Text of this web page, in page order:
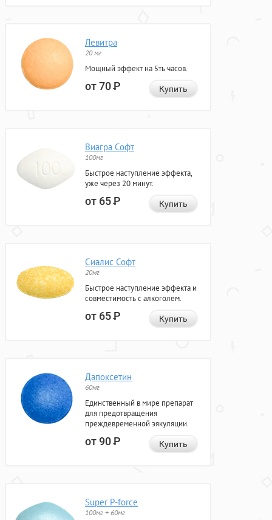
Левитра
20 мг
Мощный эффект на 5ть часов.
от 70Р Купить
Виагра Софт
100мг
Быстрое наступление эффекта,
уже через 20 минут.
от 65Р Купить
Сиалис Софт
20мг
Быстрое наступление эффекта и
совместимость с алкоголем.
от 65Р Купить
Дапоксетин
60мг
Единственный в мире препарат
для предотвращения
преждевременной эякуляции.
от 90Р Купить
Super P-force
100мг + 60мг